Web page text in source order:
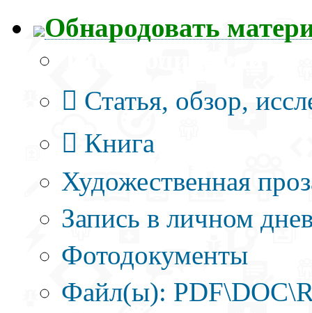
Обнародовать
Статья, обзор,
Книга
Художественная
Запись в личном
Фотодокументы
Файл(ы):